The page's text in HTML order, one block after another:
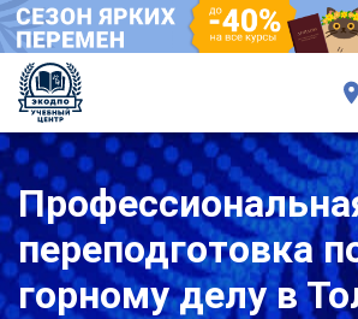
переподготовка
горному делу в